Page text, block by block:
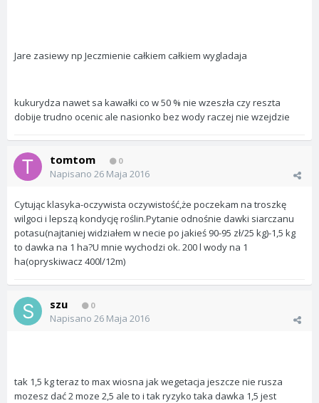
Jare zasiewy np Jeczmienie całkiem całkiem wygladaja
kukurydza nawet sa kawałki co w 50 % nie wzeszła czy reszta
dobije trudno ocenic ale nasionko bez wody raczej nie wzejdzie
tomtom 0
Napisano 26 Maja 2016
Cytując klasyka-oczywista oczywistość,że poczekam na troszkę
wilgoci i lepszą kondycję roślin.Pytanie odnośnie dawki siarczanu
potasu(najtaniej widziałem w necie po jakieś 90-95 zł/25 kg)-1,5 kg
to dawka na 1 ha?U mnie wychodzi ok. 200 l wody na 1
ha(opryskiwacz 400l/12m)
szu 0
Napisano 26 Maja 2016
tak 1,5 kg teraz to max wiosna jak wegetacja jeszcze nie rusza
mozesz dać 2 moze 2,5 ale to i tak ryzyko taka dawka 1,5 jest